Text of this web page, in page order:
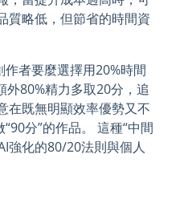
質略低，但節省的時間資
者要麼選擇用20%時間
外80%精力多取20分，追
在既無明顯效率優勢又不
分”的作品。 這種“中間
強化的80/20法則與個人